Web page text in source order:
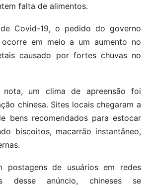
falta de alimentos.
Covid-19, o pedido do governo
em meio a um aumento no
causado por fortes chuvas no
um clima de apreensão foi
chinesa. Sites locais chegaram a
bens recomendados para estocar
biscoitos, macarrão instantâneo,
postagens de usuários em redes
desse anúncio, chineses se